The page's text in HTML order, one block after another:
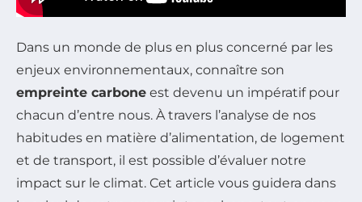
Dans un monde de plus en plus concerné par les
enjeux environnementaux, connaître son
empreinte carbone est devenu un impératif pour
chacun d’entre nous. À travers l’analyse de nos
habitudes en matière d’alimentation, de logement
et de transport, il est possible d’évaluer notre
impact sur le climat. Cet article vous guidera dans